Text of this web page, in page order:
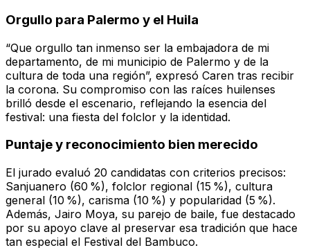
Orgullo para Palermo y el Huila
“Que orgullo tan inmenso ser la embajadora de mi
departamento, de mi municipio de Palermo y de la
cultura de toda una región”, expresó Caren tras recibir
la corona. Su compromiso con las raíces huilenses
brilló desde el escenario, reflejando la esencia del
festival: una fiesta del folclor y la identidad.
Puntaje y reconocimiento bien merecido
El jurado evaluó 20 candidatas con criterios precisos:
Sanjuanero (60 %), folclor regional (15 %), cultura
general (10 %), carisma (10 %) y popularidad (5 %).
Además, Jairo Moya, su parejo de baile, fue destacado
por su apoyo clave al preservar esa tradición que hace
tan especial el Festival del Bambuco.